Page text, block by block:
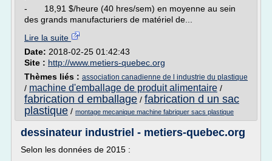
- 18,91 $/heure (40 hres/sem) en moyenne au sein
des grands manufacturiers de matériel de...
Lire la suite
Date: 2018-02-25 01:42:43
Site : http://www.metiers-quebec.org
Thèmes liés : association canadienne de l industrie du plastique
/ machine d'emballage de produit alimentaire /
fabrication d emballage / fabrication d un sac
plastique / montage mecanique machine fabriquer sacs plastique
dessinateur industriel - metiers-quebec.org
Selon les données de 2015 :